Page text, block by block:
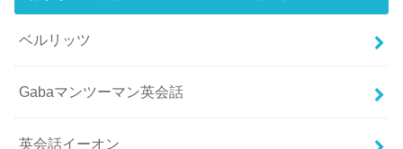
ベルリッツ
Gabaマンツーマン英会話
英会話イーオン